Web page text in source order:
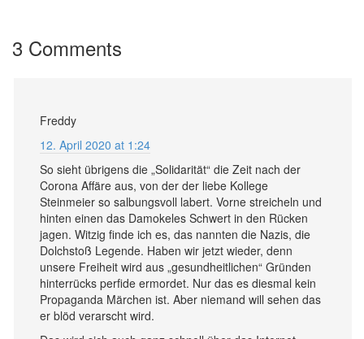
3 Comments
Freddy
12. April 2020 at 1:24
So sieht übrigens die „Solidarität“ die Zeit nach der
Corona Affäre aus, von der der liebe Kollege
Steinmeier so salbungsvoll labert. Vorne streicheln und
hinten einen das Damokeles Schwert in den Rücken
jagen. Witzig finde ich es, das nannten die Nazis, die
Dolchstoß Legende. Haben wir jetzt wieder, denn
unsere Freiheit wird aus „gesundheitlichen“ Gründen
hinterrücks perfide ermordet. Nur das es diesmal kein
Propaganda Märchen ist. Aber niemand will sehen das
er blöd verarscht wird.